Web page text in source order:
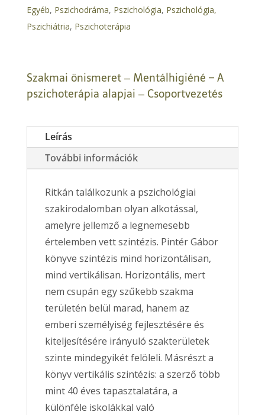
Egyéb, Pszichodráma, Pszichológia, Pszichológia,
Pszichiátria, Pszichoterápia
Szakmai önismeret ‒ Mentálhigiéné – A
pszichoterápia alapjai ‒ Csoportvezetés
Leírás
További információk
Ritkán találkozunk a pszichológiai
szakirodalomban olyan alkotással,
amelyre jellemző a legnemesebb
értelemben vett szintézis. Pintér Gábor
könyve szintézis mind horizontálisan,
mind vertikálisan. Horizontális, mert
nem csupán egy szűkebb szakma
területén belül marad, hanem az
emberi személyiség fejlesztésére és
kiteljesítésére irányuló szakterületek
szinte mindegyikét felöleli. Másrészt a
könyv vertikális szintézis: a szerző több
mint 40 éves tapasztalatára, a
különféle iskolákkal való